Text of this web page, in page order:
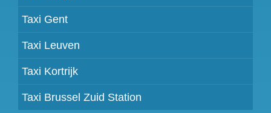
Taxi Gent
Taxi Leuven
Taxi Kortrijk
Taxi Brussel Zuid Station